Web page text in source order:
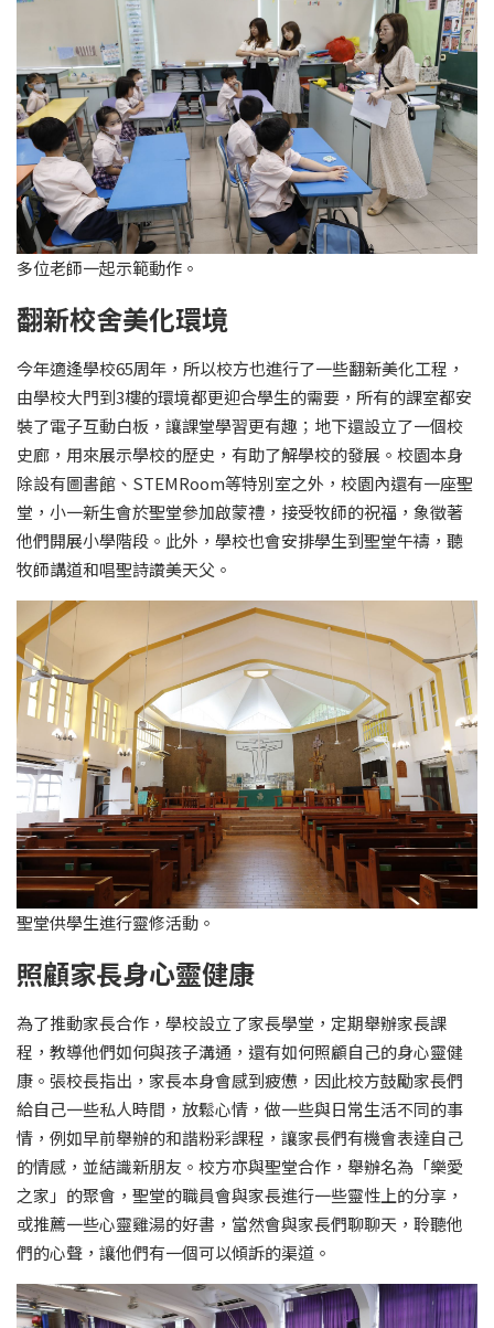
多位老師一起示範動作。
翻新校舍美化環境
今年適逢學校65周年，所以校方也進行了一些翻新美化工程，
由學校大門到3樓的環境都更迎合學生的需要，所有的課室都安
裝了電子互動白板，讓課堂學習更有趣；地下還設立了一個校
史廊，用來展示學校的歷史，有助了解學校的發展。校園本身
除設有圖書館、STEMRoom等特別室之外，校園內還有一座聖
堂，小一新生會於聖堂參加啟蒙禮，接受牧師的祝福，象徵著
他們開展小學階段。此外，學校也會安排學生到聖堂午禱，聽
牧師講道和唱聖詩讚美天父。
聖堂供學生進行靈修活動。
照顧家長身心靈健康
為了推動家長合作，學校設立了家長學堂，定期舉辦家長課
程，教導他們如何與孩子溝通，還有如何照顧自己的身心靈健
康。張校長指出，家長本身會感到疲憊，因此校方鼓勵家長們
給自己一些私人時間，放鬆心情，做一些與日常生活不同的事
情，例如早前舉辦的和諧粉彩課程，讓家長們有機會表達自己
的情感，並結識新朋友。校方亦與聖堂合作，舉辦名為「樂愛
之家」的聚會，聖堂的職員會與家長進行一些靈性上的分享，
或推薦一些心靈雞湯的好書，當然會與家長們聊聊天，聆聽他
們的心聲，讓他們有一個可以傾訴的渠道。